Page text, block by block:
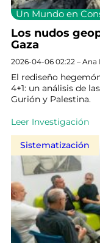
Un Mundo en
Los nudos
Gaza
2026-04-06 02:22 – Ana
El rediseño
4+1: un análisis de
Gurión y Palestina.
Leer Investigación
Sistematización